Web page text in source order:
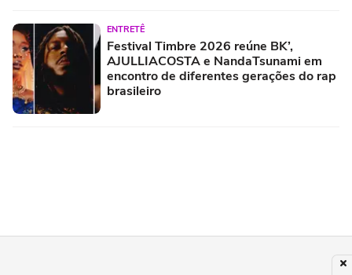
ENTRETÊ
Festival Timbre 2026 reúne BK’,
AJULLIACOSTA e NandaTsunami em
encontro de diferentes gerações do rap
brasileiro